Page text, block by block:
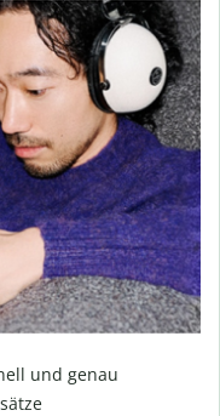
und genau